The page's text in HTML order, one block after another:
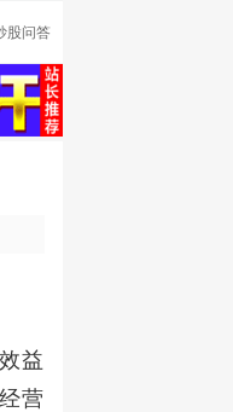
股问答
益
营